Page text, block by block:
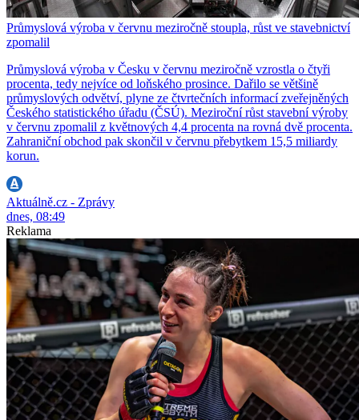
Průmyslová výroba v červnu meziročně stoupla, růst ve stavebnictví
zpomalil
Průmyslová výroba v Česku v červnu meziročně vzrostla o čtyři
procenta, tedy nejvíce od loňského prosince. Dařilo se většině
průmyslových odvětví, plyne ze čtvrtečních informací zveřejněných
Českého statistického úřadu (ČSÚ). Meziroční růst stavební výroby
v červnu zpomalil z květnových 4,4 procenta na rovná dvě procenta.
Zahraniční obchod pak skončil v červnu přebytkem 15,5 miliardy
korun.
Aktuálně.cz - Zprávy
dnes, 08:49
Reklama